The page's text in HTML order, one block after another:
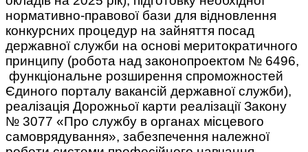
нормативно-правової бази для відновлення
конкурсних процедур на зайняття посад
державної служби на основі меритократичного
принципу (робота над законопроектом № 6496,
функціональне розширення спроможностей
Єдиного порталу вакансій державної служби),
реалізація Дорожньої карти реалізації Закону
№ 3077 «Про службу в органах місцевого
самоврядування», забезпечення належної